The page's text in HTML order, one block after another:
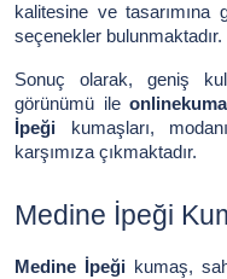
kalitesine ve
seçenekler bulunmaktadır.
Sonuç olarak, geniş
görünümü ile
İpeği kumaşları,
karşımıza çıkmaktadır.
Medine İpeği
Medine İpeği kumaş,